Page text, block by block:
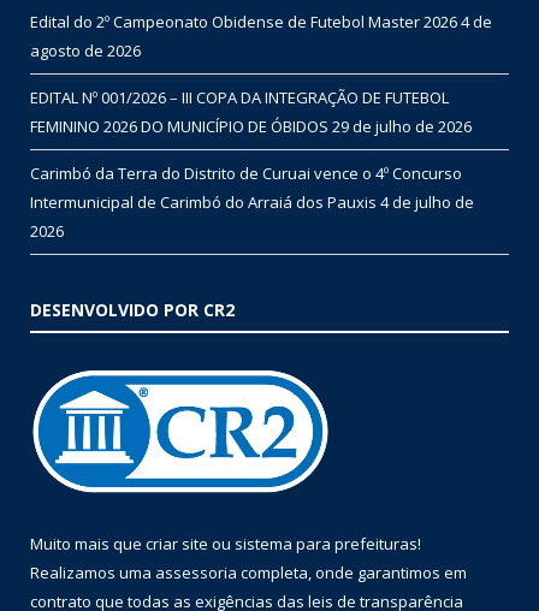
Edital do 2º Campeonato Obidense de Futebol Master 20264 de
agosto de 2026
EDITAL Nº 001/2026 – III COPA DA INTEGRAÇÃO DE FUTEBOL
FEMININO 2026 DO MUNICÍPIO DE ÓBIDOS 29 de julho de 2026
Carimbó da Terra do Distrito de Curuai vence o 4º Concurso
Intermunicipal de Carimbó do Arraiá dos Pauxis 4 de julho de
2026
DESENVOLVIDO POR CR2
Muito mais que criar site ou sistema para prefeituras!
Realizamos uma assessoria completa, onde garantimos em
contrato que todas as exigências das leis de transparência